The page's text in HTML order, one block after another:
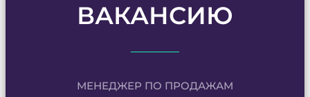
ВАКАНСИЮ
МЕНЕДЖЕР ПО ПРОДАЖАМ